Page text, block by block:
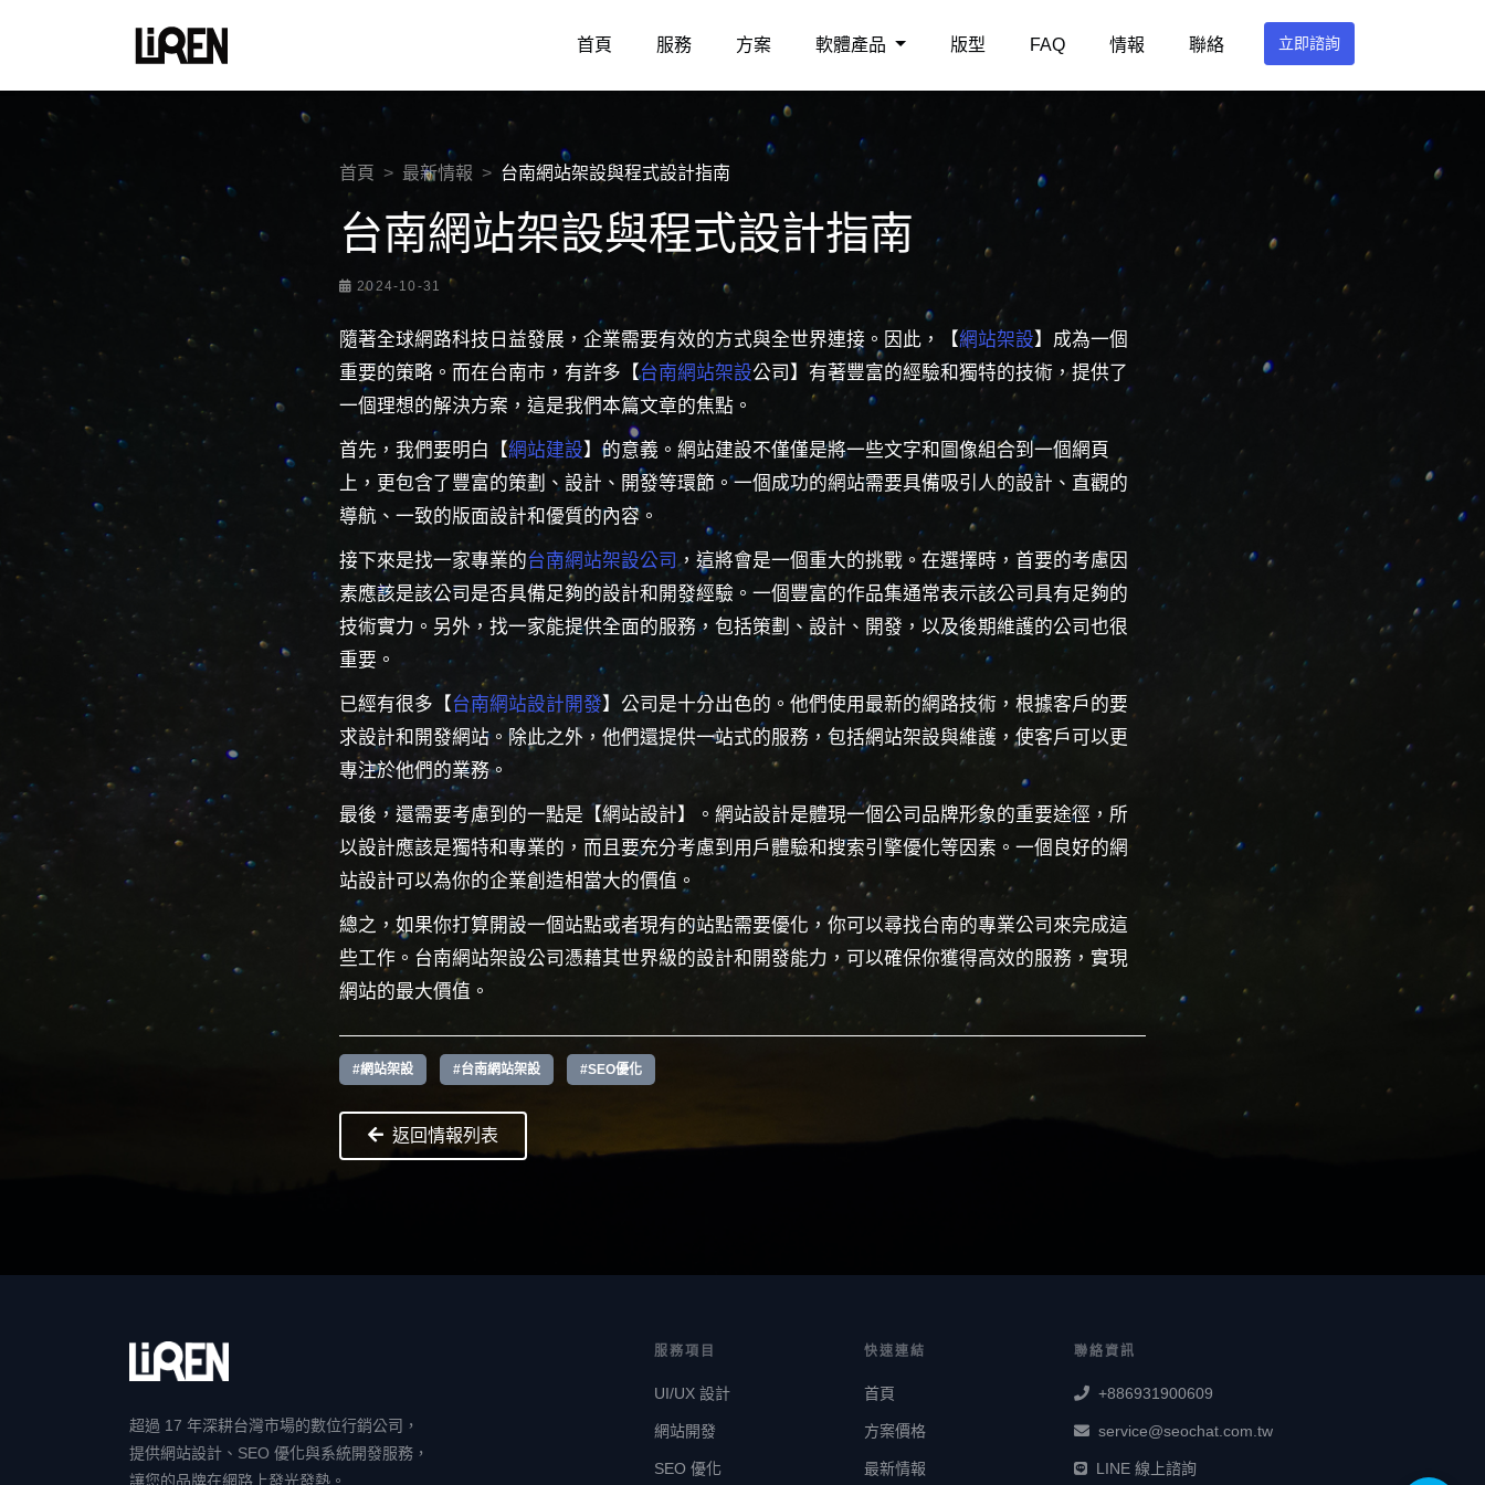
首頁 服務 方案 軟體產品 版型 FAQ 情報 聯絡 立即諮詢
首頁 最新情報 台南網站架設與程式設計指南
台南網站架設與程式設計指南
2024-10-31
隨著全球網路科技日益發展，企業需要有效的方式與全世界連接。因此，【網站架設】成為一個
重要的策略。而在台南市，有許多【台南網站架設公司】有著豐富的經驗和獨特的技術，提供了
一個理想的解決方案，這是我們本篇文章的焦點。
首先，我們要明白【網站建設】的意義。網站建設不僅僅是將一些文字和圖像組合到一個網頁
上，更包含了豐富的策劃、設計、開發等環節。一個成功的網站需要具備吸引人的設計、直觀的
導航、一致的版面設計和優質的內容。
接下來是找一家專業的台南網站架設公司，這將會是一個重大的挑戰。在選擇時，首要的考慮因
素應該是該公司是否具備足夠的設計和開發經驗。一個豐富的作品集通常表示該公司具有足夠的
技術實力。另外，找一家能提供全面的服務，包括策劃、設計、開發，以及後期維護的公司也很
重要。
已經有很多【台南網站設計開發】公司是十分出色的。他們使用最新的網路技術，根據客戶的要
求設計和開發網站。除此之外，他們還提供一站式的服務，包括網站架設與維護，使客戶可以更
專注於他們的業務。
最後，還需要考慮到的一點是【網站設計】。網站設計是體現一個公司品牌形象的重要途徑，所
以設計應該是獨特和專業的，而且要充分考慮到用戶體驗和搜索引擎優化等因素。一個良好的網
站設計可以為你的企業創造相當大的價值。
總之，如果你打算開設一個站點或者現有的站點需要優化，你可以尋找台南的專業公司來完成這
些工作。台南網站架設公司憑藉其世界級的設計和開發能力，可以確保你獲得高效的服務，實現
網站的最大價值。
#網站架設 #台南網站架設 #SEO優化
返回情報列表
超過 17 年深耕台灣市場的數位行銷公司，
提供網站設計、SEO 優化與系統開發服務，
讓您的品牌在網路上發光發熱。
服務項目
UI/UX 設計
網站開發
SEO 優化
快速連結
首頁
方案價格
最新情報
聯絡資訊
+886931900609
service@seochat.com.tw
LINE 線上諮詢